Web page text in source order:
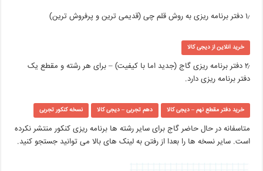
۱٫ دفتر برنامه ریزی به روش قلم چی (قدیمی ترین و پرفروش ترین)
خرید آنلاین از دیجی کالا
۲٫ دفتر برنامه ریزی گاج (جدید اما با کیفیت) – برای هر رشته و مقطع یک
دفتر برنامه ریزی دارد.
خرید دفتر مقطع نهم – دیجی کالا دهم تجربی – دیجی کالا نسخه کنکور تجربی
متاسفانه در حال حاضر گاج برای سایر رشته ها برنامه ریزی کنکور منتشر نکرده
است. سایر نسخه ها را بعدا از رفتن به لینک های بالا می توانید جستجو کنید.